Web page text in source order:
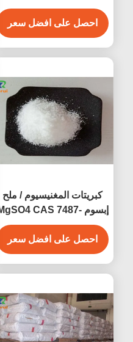
الحجري البني NPK 18-46-
0 21-53-0
احصل على افضل سعر
كبريتات المغنيسيوم / ملح
إبسوم MgSO4 CAS 7487-
88-9
احصل على افضل سعر